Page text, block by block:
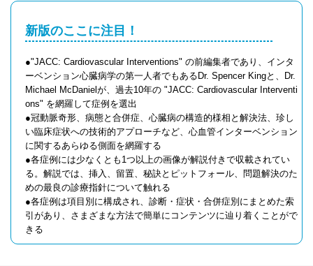
新版のここに注目！
●"JACC: Cardiovascular Interventions" の前編集者であり、インタ
ーベンション心臓病学の第一人者でもあるDr. Spencer Kingと、Dr.
Michael McDanielが、過去10年の "JACC: Cardiovascular Interventi
ons" を網羅して症例を選出
●冠動脈奇形、病態と合併症、心臓病の構造的様相と解決法、珍し
い臨床症状への技術的アプローチなど、心血管インターベンション
に関するあらゆる側面を網羅する
●各症例には少なくとも1つ以上の画像が解説付きで収載されてい
る。解説では、挿入、留置、秘訣とピットフォール、問題解決のた
めの最良の診療指針について触れる
●各症例は項目別に構成され、診断・症状・合併症別にまとめた索
引があり、さまざまな方法で簡単にコンテンツに辿り着くことがで
きる